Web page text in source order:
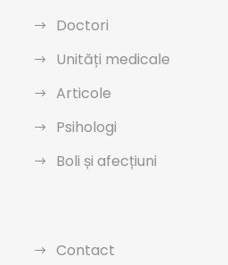
Doctori
Unități medicale
Articole
Psihologi
Boli și afecțiuni
Contact